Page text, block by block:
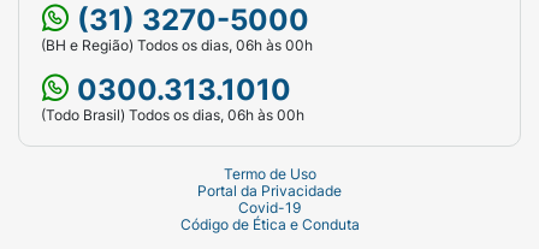
Dor abdominal.
Reações incomuns (até 1 em cada 100
pacientes)
Palpitações;
Batimentos cardíacos acelerados;
(31) 3270-5000
(BH e Região) Todos os dias, 06h às 00h
0300.313.1010
(Todo Brasil) Todos os dias, 06h às 00h
Termo de Uso
Portal da Privacidade
Covid-19
Código de Ética e Conduta